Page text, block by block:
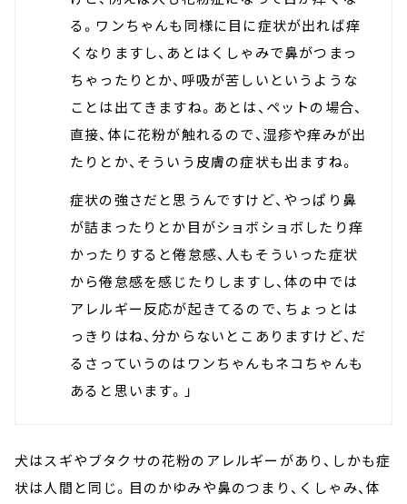
る。ワンちゃんも同様に目に症状が出れば痒
くなりますし、あとはくしゃみで鼻がつまっ
ちゃったりとか、呼吸が苦しいというような
ことは出てきますね。あとは、ペットの場合、
直接、体に花粉が触れるので、湿疹や痒みが出
たりとか、そういう皮膚の症状も出ますね。
症状の強さだと思うんですけど、やっぱり鼻
が詰まったりとか目がショボショボしたり痒
かったりすると倦怠感、人もそういった症状
から倦怠感を感じたりしますし、体の中では
アレルギー反応が起きてるので、ちょっとは
っきりはね、分からないとこありますけど、だ
るさっていうのはワンちゃんもネコちゃんも
あると思います。」
犬はスギやブタクサの花粉のアレルギーがあり、しかも症
状は人間と同じ。目のかゆみや鼻のつまり、くしゃみ、体